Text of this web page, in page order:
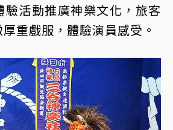
驗活動推廣神樂文化，旅客
重戲服，體驗演員感受。